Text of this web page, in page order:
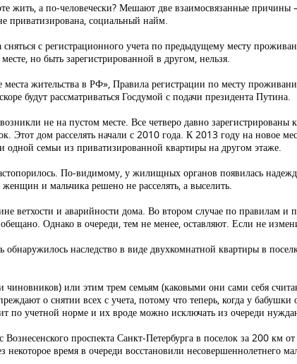
жить, а по-человечески? Мешают две взаимосвязанные причины
приватизирована, социальный найм.
сняться с регистрационного учета по предыдущему месту
но быть зарегистрированной в другом, нельзя.
жительства в РФ», Правила регистрации по месту
будут рассматриваться Госдумой с подачи президента Путина.
не на пустом месте. Все четверо давно
Этот дом расселять начали с 2010 года. К 2013 году на новое
семьи из приватизированной квартиры на другом этаже.
По-видимому, у жилищных органов появилась
и мальчика решено не расселять, а выселить.
ветхости и аварийности дома. Во втором случае по правилам и
Однако в очереди, тем не менее, оставляют. Если не
наследство в виде двухкомнатной квартиры в
или этим трем семьям (каковыми они сами себя
о снятии всех с учета, потому что теперь, когда у
по учетной норме и их вроде можно исключать из очереди
Вознесенского проспекта Санкт-Петербурга в поселок за 200 км
время в очереди восстановили несовершеннолетнего